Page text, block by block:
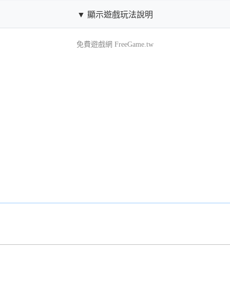
▼ 顯示遊戲玩法說明
免費遊戲網 FreeGame.tw